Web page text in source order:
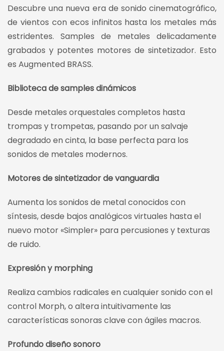
Descubre una nueva era de sonido cinematográfico,
de vientos con ecos infinitos hasta los metales más
estridentes. Samples de metales delicadamente
grabados y potentes motores de sintetizador. Esto
es Augmented BRASS.
Biblioteca de samples dinámicos
Desde metales orquestales completos hasta
trompas y trompetas, pasando por un salvaje
degradado en cinta, la base perfecta para los
sonidos de metales modernos.
Motores de sintetizador de vanguardia
Aumenta los sonidos de metal conocidos con
síntesis, desde bajos analógicos virtuales hasta el
nuevo motor «Simpler» para percusiones y texturas
de ruido.
Expresión y morphing
Realiza cambios radicales en cualquier sonido con el
control Morph, o altera intuitivamente las
características sonoras clave con ágiles macros.
Profundo diseño sonoro